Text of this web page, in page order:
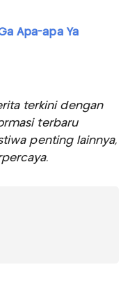
Apa-apa Ya
terkini dengan
terbaru
penting lainnya,